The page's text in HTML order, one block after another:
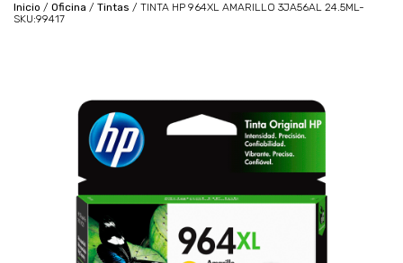
Inicio / Oficina / Tintas / TINTA HP 964XL AMARILLO 3JA56AL 24.5ML-
SKU:99417